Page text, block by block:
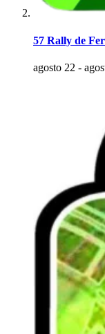
57 Rally de
agosto 22 -